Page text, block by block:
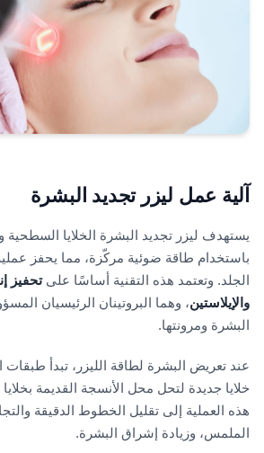
آلية عمل ليزر تجديد البشرة
يستهدف ليزر تجديد البشرة الخلايا السطحية
باستخدام طاقة ضوئية مركّزة، مما يحفز
الجلد. وتعتمد هذه التقنية أساسًا علىتحفيز
والإيلاستين، وهما البروتينان الرئيسيان
البشرة ومرونتها.
عند تعريض البشرة لطاقة الليزر، تبدأ طبقات
خلايا جديدة لتحل محل الأنسجة القديمة
هذه العملية إلى تقليل الخطوط الدقيقة
الملمس، وزيادة إشراق البشرة.